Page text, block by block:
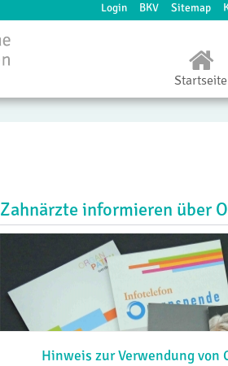
Login BKV Sitemap
Hinweis zur Verwendung von
Startseite
Zahnärzte informieren über